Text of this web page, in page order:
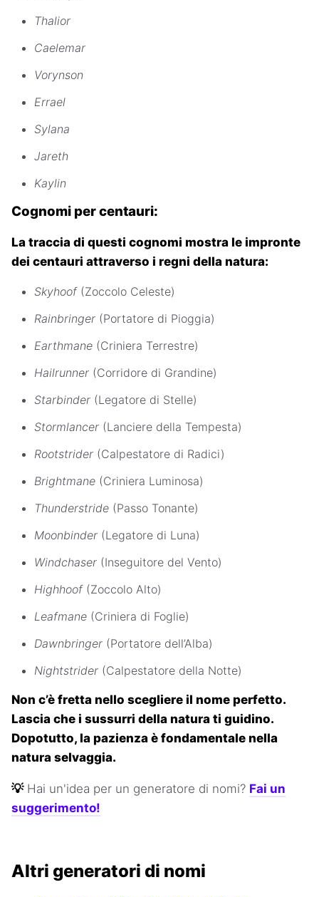
Thalior
Caelemar
Vorynson
Errael
Sylana
Jareth
Kaylin
Cognomi per centauri:
La traccia di questi cognomi mostra le impronte
dei centauri attraverso i regni della natura:
Skyhoof(Zoccolo Celeste)
Rainbringer (Portatore di Pioggia)
Earthmane (Criniera Terrestre)
Hailrunner (Corridore di Grandine)
Starbinder (Legatore di Stelle)
Stormlancer (Lanciere della Tempesta)
Rootstrider (Calpestatore di Radici)
Brightmane (Criniera Luminosa)
Thunderstride (Passo Tonante)
Moonbinder (Legatore di Luna)
Windchaser (Inseguitore del Vento)
Highhoof(Zoccolo Alto)
Leafmane (Criniera di Foglie)
Dawnbringer (Portatore dell’Alba)
Nightstrider (Calpestatore della Notte)
Non c’è fretta nello scegliere il nome perfetto.
Lascia che i sussurri della natura ti guidino.
Dopotutto, la pazienza è fondamentale nella
natura selvaggia.
💡 Hai un'idea per un generatore di nomi? Fai un
suggerimento!
Altri generatori di nomi